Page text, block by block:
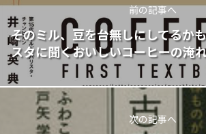
前の記事へ
そのミル、豆を台無しにしてるか
スタに聞くおいしいコーヒーの淹
次の記事へ